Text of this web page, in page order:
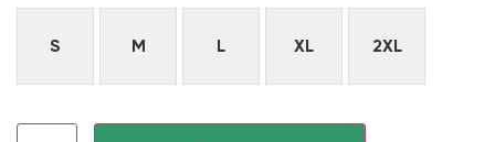
S M L XL 2XL